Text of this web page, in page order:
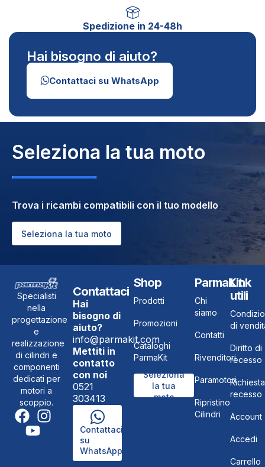
Spedizione in 24-48h
Hai bisogno di aiuto?
Contattaci su WhatsApp
Seleziona la tua moto
Trova i ricambi compatibili con il tuo modello
Seleziona la tua moto
Specialisti
nella
progettazione
e
realizzazione
di cilindri e
componenti
dedicati per
motori a
scoppio.
Contattaci
Hai
bisogno di
aiuto?
info@parmakit.com
Mettiti in
contatto
con noi
0521
303413
Contattaci
su
WhatsApp
Shop
Prodotti
Promozioni
Cataloghi
ParmaKit
Seleziona
la tua
moto
ParmaKit
Chi
siamo
Contatti
Rivenditori
Paramotori
Ripristino
Cilindri
Link
utili
di
Diritto di
recesso
Richiesta
recesso
Account
Accedi
Carrello